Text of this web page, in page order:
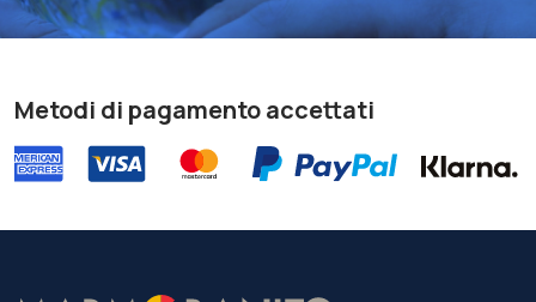
Metodi di pagamento accettati